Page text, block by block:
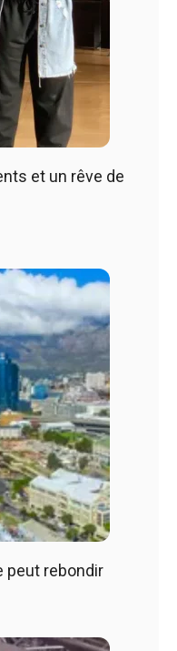
et un rêve de
peut rebondir